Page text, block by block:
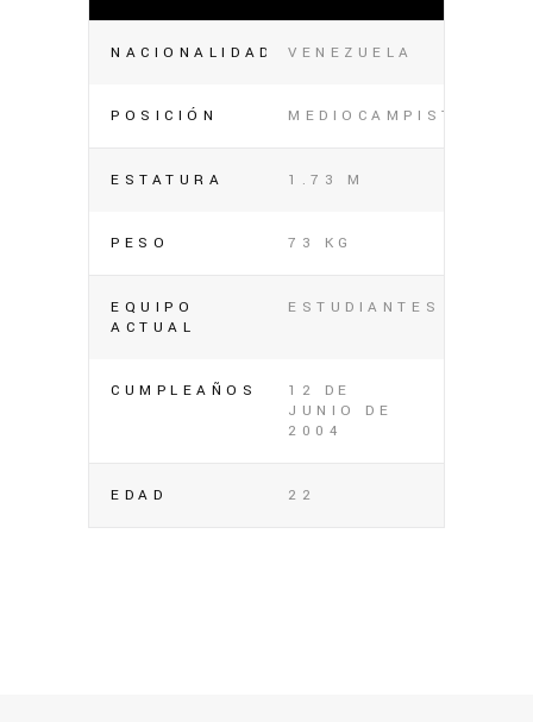
NACIONALIDAD VENEZUELA
POSICIÓN MEDIOCAMPISTA
ESTATURA 1.73 M
PESO 73 KG
EQUIPO
ACTUAL
ESTUDIANTES
CUMPLEAÑOS
12 DE
JUNIO DE
2004
EDAD 22